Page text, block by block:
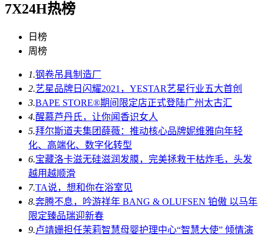
7X24H热榜
日榜
周榜
1.钢卷吊具制造厂
2.艺星品牌日闪耀2021，YESTAR艺星行业五大首创
3.BAPE STORE®期间限定店正式登陆广州太古汇
4.醒慕芦丹氏，让你闻香识女人
5.拜尔斯道夫集团薛薇：推动核心品牌妮维雅向年轻
化、高端化、数字化转型
6.宝藏洛卡滋无硅滋润发膜，完美拯救干枯炸毛，头发
越用越顺滑
7.TA说，想和你在浴室见
8.奔腾不息，吟游祥年 BANG & OLUFSEN 铂傲 以马年
限定臻品瑞迎新春
9.卢靖姗担任茉莉智慧母婴护理中心“智慧大使” 倾情演